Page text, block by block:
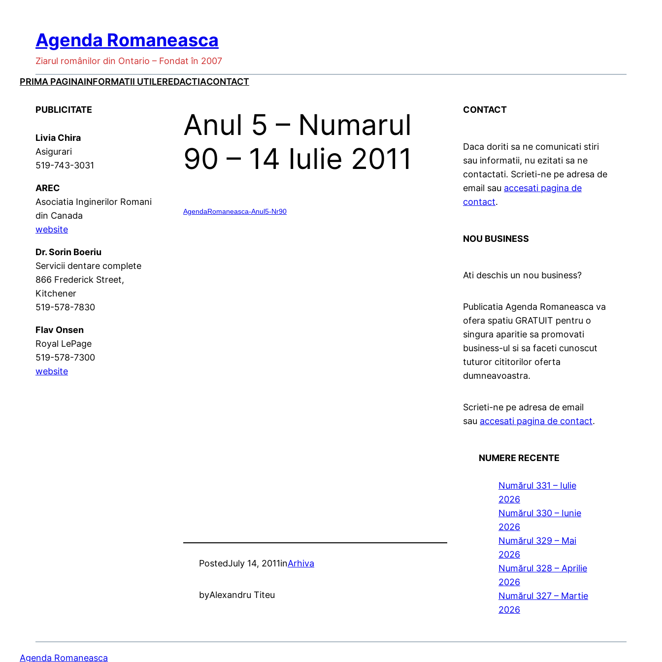
Agenda Romaneasca
Ziarul românilor din Ontario – Fondat în 2007
PRIMA PAGINAINFORMATII UTILEREDACTIACONTACT
PUBLICITATE
Livia Chira
Asigurari
519-743-3031
AREC
Asociatia Inginerilor Romani
din Canada
website
Dr. Sorin Boeriu
Servicii dentare complete
866 Frederick Street,
Kitchener
519-578-7830
Flav Onsen
Royal LePage
519-578-7300
website
Anul 5 – Numarul
90 – 14 Iulie 2011
AgendaRomaneasca-Anul5-Nr90
PostedJuly 14, 2011inArhiva
byAlexandru Titeu
CONTACT
Daca doriti sa ne comunicati stiri
sau informatii, nu ezitati sa ne
contactati. Scrieti-ne pe adresa de
email sau accesati pagina de
contact.
NOU BUSINESS
Ati deschis un nou business?
Publicatia Agenda Romaneasca va
ofera spatiu GRATUIT pentru o
singura aparitie sa promovati
business-ul si sa faceti cunoscut
tuturor cititorilor oferta
dumneavoastra.
Scrieti-ne pe adresa de email
sau accesati pagina de contact.
NUMERE RECENTE
Numărul 331 – Iulie
2026
Numărul 330 – Iunie
2026
Numărul 329 – Mai
2026
Numărul 328 – Aprilie
2026
Numărul 327 – Martie
2026
Agenda Romaneasca